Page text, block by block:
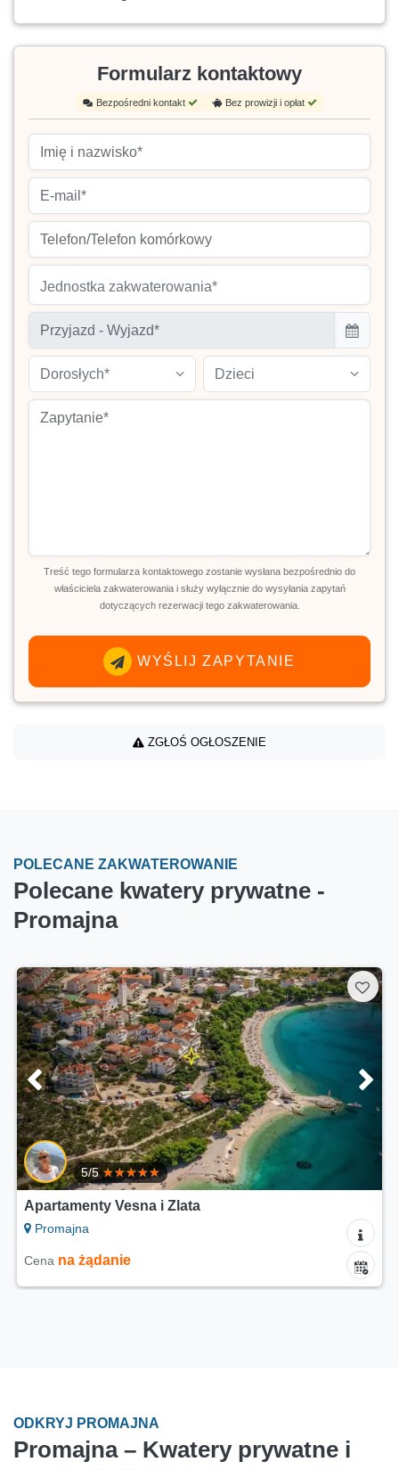
Formularz kontaktowy
Bezpośredni kontakt Bez prowizji i opłat
Jednostka zakwaterowania*
Dorosłych* Dzieci
Treść tego formularza kontaktowego zostanie wysłana bezpośrednio do
właściciela zakwaterowania i służy wyłącznie do wysyłania zapytań
dotyczących rezerwacji tego zakwaterowania.
WYŚLIJ ZAPYTANIE
ZGŁOŚ OGŁOSZENIE
POLECANE ZAKWATEROWANIE
Polecane kwatery prywatne -
Promajna
5/5
Apartamenty Vesna i Zlata
Promajna
Cena na żądanie
ODKRYJ PROMAJNA
Promajna – Kwatery prywatne i